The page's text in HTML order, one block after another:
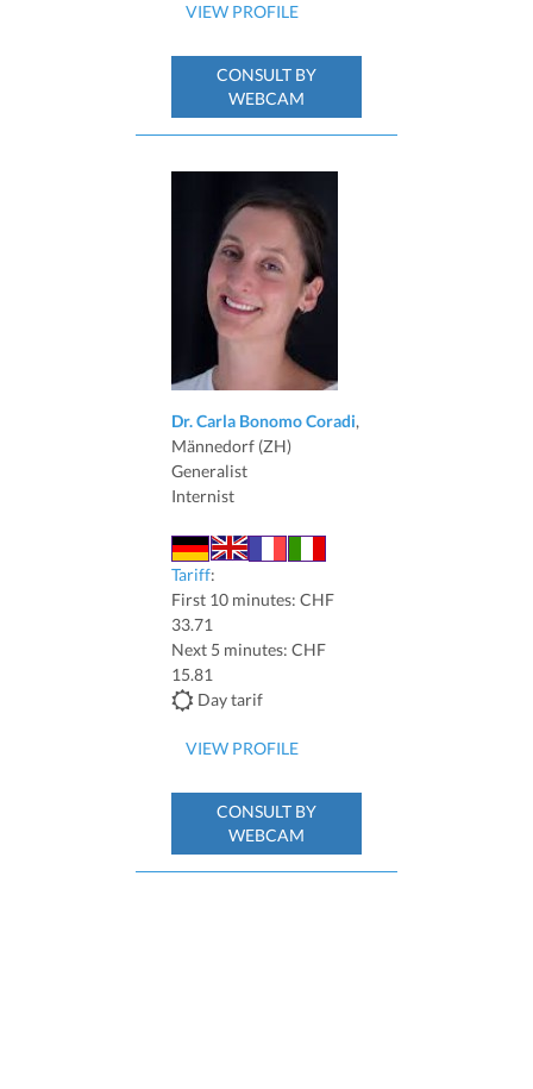
VIEW PROFILE
CONSULT BY
WEBCAM
Dr. Carla Bonomo Coradi,
Männedorf (ZH)
Generalist
Internist
Tariff:
First 10 minutes: CHF
33.71
Next 5 minutes: CHF
15.81
Day tarif
VIEW PROFILE
CONSULT BY
WEBCAM